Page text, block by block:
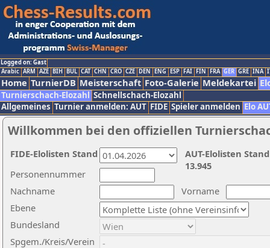
Logged on: Gast
Arabic ARM AZE BIH BUL CAT CHN CRO CZE DEN ENG ESP FAI FIN FRA GER GRE INA
Home TurnierDB Meisterschaft Foto-Galerie Meldekartei
Turnierschach-Elozahl Schnellschach-Elozahl
Allgemeines Turnier anmelden: AUT FIDE Spieler anmelden Elo
Willkommen bei den offiziellen
Nachname
Vorname
Ebene
Personennummer
Bundesland
Spgem./Kreis/Verein
AUT-Elolisten
13.945
FIDE-Elolisten Stand